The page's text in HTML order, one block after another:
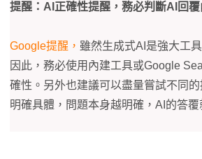
提醒：AI正確性提醒，務必判斷AI回覆
Google提醒， 雖然生成式AI是強大工
因此，務必使用內建工具或Google
確性。另外也建議可以盡量嘗試不同
明確具體，問題本身越明確，AI的答覆